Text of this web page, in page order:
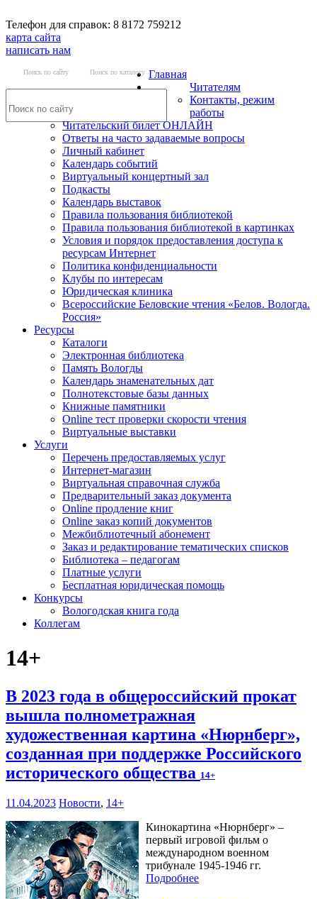
Телефон для справок: 8 8172 759212
карта сайта
написать нам
Поиск по сайту Поиск по каталогу Главная
Читателям
Контакты, режим
работы
Читательский билет ОНЛАЙН
Ответы на часто задаваемые вопросы
Личный кабинет
Календарь событий
Виртуальный концертный зал
Подкасты
Календарь выставок
Правила пользования библиотекой
Правила пользования библиотекой в картинках
Условия и порядок предоставления доступа к
ресурсам Интернет
Политика конфиденциальности
Клубы по интересам
Юридическая клиника
Всероссийские Беловские чтения «Белов. Вологда.
Россия»
Ресурсы
Каталоги
Электронная библиотека
Память Вологды
Календарь знаменательных дат
Полнотекстовые базы данных
Книжные памятники
Online тест проверки скорости чтения
Виртуальные выставки
Услуги
Перечень предоставляемых услуг
Интернет-магазин
Виртуальная справочная служба
Предварительный заказ документа
Online продление книг
Online заказ копий документов
Межбиблиотечный абонемент
Заказ и редактирование тематических списков
Библиотека – педагогам
Платные услуги
Бесплатная юридическая помощь
Конкурсы
Вологодская книга года
Коллегам
14+
В 2023 года в общероссийский прокат
вышла полнометражная
художественная картина «Нюрнберг»,
созданная при поддержке Российского
исторического общества 14+
11.04.2023 Новости, 14+
Кинокартина «Нюрнберг» –
первый игровой фильм о
международном военном
трибунале 1945-1946 гг.
Подробнее